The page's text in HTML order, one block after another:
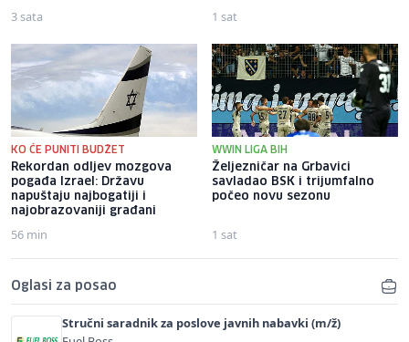
3 sata 1 sat
KO ĆE PUNITI BUDŽET
Rekordan odljev mozgova
pogađa Izrael: Državu
napuštaju najbogatiji i
najobrazovaniji građani
56 min
WWIN LIGA BIH
Željezničar na Grbavici
savladao BSK i trijumfalno
počeo novu sezonu
1 sat
Oglasi za posao
Stručni saradnik za poslove javnih nabavki (m/ž)